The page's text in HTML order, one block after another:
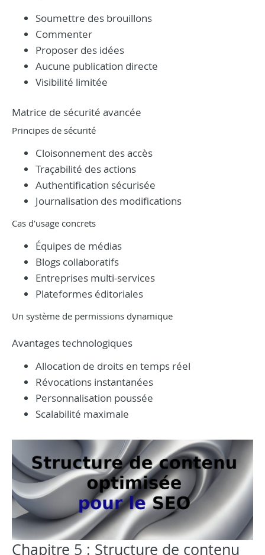
Soumettre des brouillons
Commenter
Proposer des idées
Aucune publication directe
Visibilité limitée
Matrice de sécurité avancée
Principes de sécurité
Cloisonnement des accès
Traçabilité des actions
Authentification sécurisée
Journalisation des modifications
Cas d'usage concrets
Équipes de médias
Blogs collaboratifs
Entreprises multi-services
Plateformes éditoriales
Un système de permissions dynamique
Avantages technologiques
Allocation de droits en temps réel
Révocations instantanées
Personnalisation poussée
Scalabilité maximale
Chapitre 5 : Structure de contenu